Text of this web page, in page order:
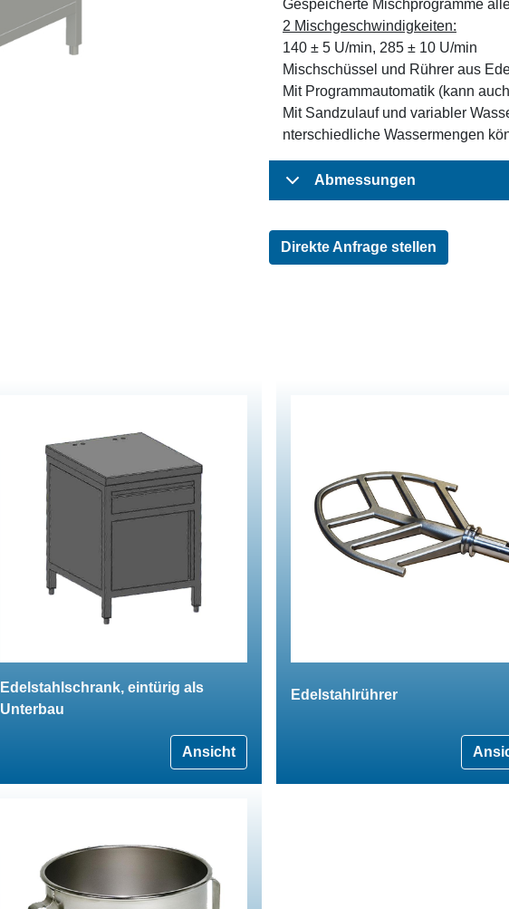
Gespeicherte Mischprogramme
2 Mischgeschwindigkeiten:
140 ± 5 U/min, 285 ± 10 U/min
Mischschüssel und Rührer aus
Mit Programmautomatik (kann
Mit Sandzulauf und variabler
nterschiedliche Wassermengen
Abmessungen
Direkte Anfrage stellen
Edelstahlschrank, eintürig als
Unterbau
Ansicht
Edelstahlrührer